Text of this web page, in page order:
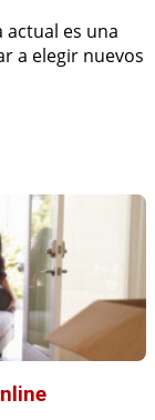
es una
a elegir nuevos